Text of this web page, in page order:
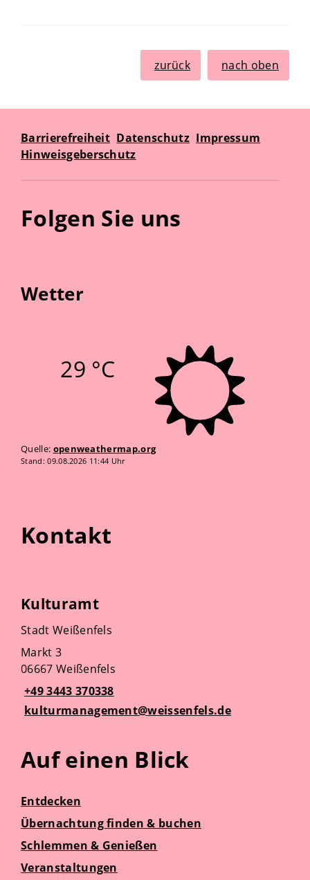
zurück nach oben
Barrierefreiheit Datenschutz Impressum
Hinweisgeberschutz
Folgen Sie uns
Wetter
29 °C
Quelle: openweathermap.org
Stand: 09.08.2026 11:44 Uhr
Kontakt
Kulturamt
Stadt Weißenfels
Markt 3
06667 Weißenfels
+49 3443 370338
kulturmanagement@weissenfels.de
Auf einen Blick
Entdecken
Übernachtung finden & buchen
Schlemmen & Genießen
Veranstaltungen